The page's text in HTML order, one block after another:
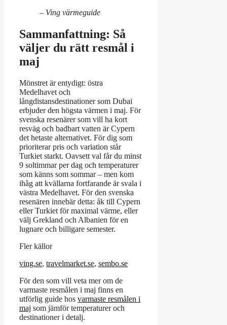
– Ving värmeguide
Sammanfattning: Så
väljer du rätt resmål i
maj
Mönstret är entydigt: östra
Medelhavet och
långdistansdestinationer som Dubai
erbjuder den högsta värmen i maj. För
svenska resenärer som vill ha kort
resväg och badbart vatten är Cypern
det hetaste alternativet. För dig som
prioriterar pris och variation står
Turkiet starkt. Oavsett val får du minst
9 soltimmar per dag och temperaturer
som känns som sommar – men kom
ihåg att kvällarna fortfarande är svala i
västra Medelhavet. För den svenska
resenären innebär detta: åk till Cypern
eller Turkiet för maximal värme, eller
välj Grekland och Albanien för en
lugnare och billigare semester.
Fler källor
ving.se, travelmarket.se, sembo.se
För den som vill veta mer om de
varmaste resmålen i maj finns en
utförlig guide hos varmaste resmålen i
maj som jämför temperaturer och
destinationer i detalj.